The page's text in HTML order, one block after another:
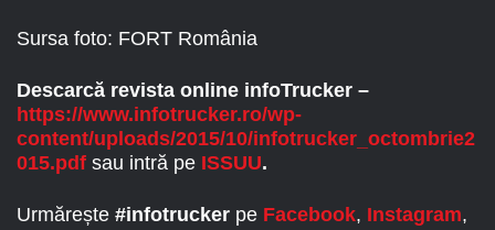
Sursa foto: FORT România
Descarcă revista online infoTrucker –
https://www.infotrucker.ro/wp-
content/uploads/2015/10/infotrucker_octombrie2
015.pdf sau intră pe ISSUU.
Urmărește #infotrucker pe Facebook, Instagram,